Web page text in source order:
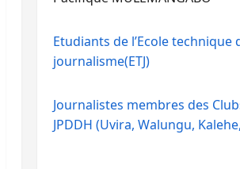
Etudiants de l’Ecole technique
journalisme(ETJ)
Journalistes membres des
JPDDH (Uvira, Walungu,